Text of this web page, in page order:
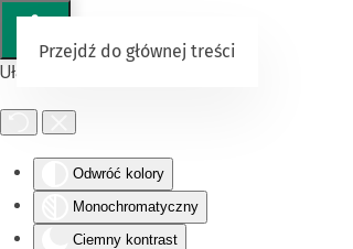
Ułatwienia dostępu
Odwróć kolory
Monochromatyczny
Ciemny kontrast
Przejdź do głównej treści